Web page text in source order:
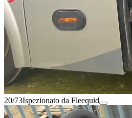
20/73Ispezionato da Fleequid